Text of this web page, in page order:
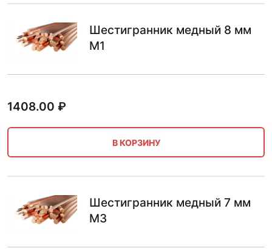
Шестигранник медный 8 мм
М1
1408.00 ₽
В КОРЗИНУ
Шестигранник медный 7 мм
М3